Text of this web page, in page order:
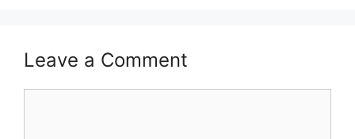
Leave a Comment